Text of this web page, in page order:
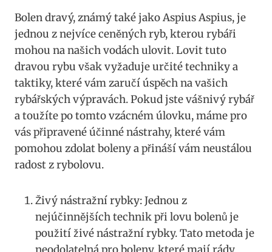
Bolen dravý, známý také jako Aspius Aspius, je
jednou z nejvíce ceněných ryb, kterou‍ rybáři
‌mohou na našich vodách ulovit. Lovit tuto
dravou rybu však vyžaduje určité techniky a
taktiky, které vám zaručí úspěch ​na vašich
‌rybářských výpravách. Pokud jste vášnivý rybář
a toužíte po tomto vzácném úlovku, máme pro
vás ⁣připravené účinné nástrahy, které vám
pomohou zdolat boleny a přináší vám neustálou
radost z​ rybolovu.
Živý nástražní ⁣rybky: Jednou z
nejúčinnějších technik při lovu bolenů⁢ je
použití živé nástražní rybky. Tato metoda je
neodolatelná‌ pro boleny, které mají ⁣rády⁢